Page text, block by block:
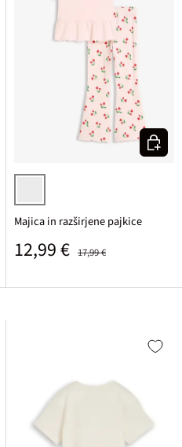
potiskana
svetlo rozasta potiskana
Majica in razširjene pajkice
Prodajna cena
12,99 € 17,99 €
Izberi